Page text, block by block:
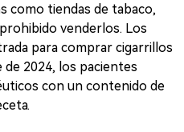
como tiendas de tabaco,
venderlos. Los
para comprar cigarrillos
2024, los pacientes
con un contenido de